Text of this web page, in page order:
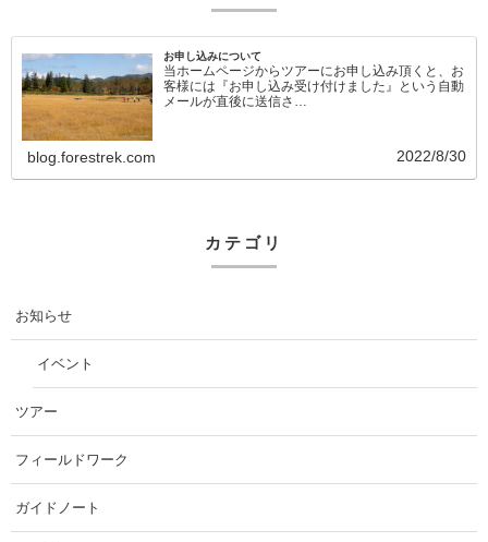
お申し込みについて
当ホームページからツアーにお申し込み頂くと、お
客様には『お申し込み受け付けました』という自動
メールが直後に送信さ…
blog.forestrek.com 2022/8/30
カテゴリ
お知らせ
イベント
ツアー
フィールドワーク
ガイドノート